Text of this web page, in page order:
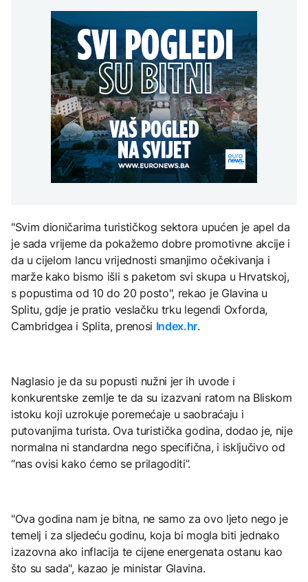
Tractori
AKTUELNO
Izbio požar u Grudama:
Gori više od 40 hektara,
na terenu vatrogasci i Air
Tractori
zabrani ulaska na
odluka biti povučena,
ukoliko je tačna
istočnoj Slovačkoj zbog
AKTUELNO
Apelacioni sud blokirao
izgradnju Trumpove
balske dvorane
Perseidi stiže sredinom
TEHNOLOGIJA
Istorijska presuda protiv
Mete, zbog ugrožavanja
djece moraju platiti 942
miliona dolara
KULTURA
Meroe u Sudanu
"Svim dioničarima turističkog sektora upućen je apel da
je sada vrijeme da pokažemo dobre promotivne akcije i
da u cijelom lancu vrijednosti smanjimo očekivanja i
marže kako bismo išli s paketom svi skupa u Hrvatskoj,
s popustima od 10 do 20 posto", rekao je Glavina u
Splitu, gdje je pratio veslačku trku legendi Oxforda,
Cambridgea i Splita, prenosi Index.hr.
Naglasio je da su popusti nužni jer ih uvode i
konkurentske zemlje te da su izazvani ratom na Bliskom
istoku koji uzrokuje poremećaje u saobraćaju i
putovanjima turista. Ova turistička godina, dodao je, nije
normalna ni standardna nego specifična, i isključivo od
“nas ovisi kako ćemo se prilagoditi”.
"Ova godina nam je bitna, ne samo za ovo ljeto nego je
temelj i za sljedeću godinu, koja bi mogla biti jednako
izazovna ako inflacija te cijene energenata ostanu kao
što su sada", kazao je ministar Glavina.